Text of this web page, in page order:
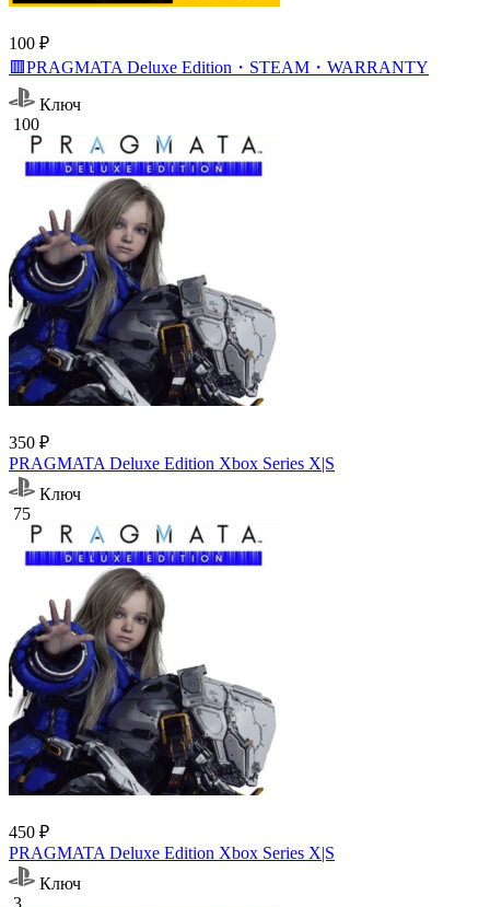
100 ₽
🟥PRAGMATA Deluxe Edition・STEAM・WARRANTY
Ключ
100
350 ₽
PRAGMATA Deluxe Edition Xbox Series X|S
Ключ
75
450 ₽
PRAGMATA Deluxe Edition Xbox Series X|S
Ключ
3